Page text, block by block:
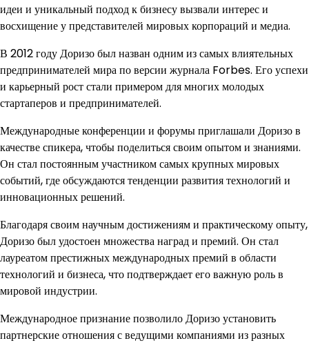
идеи и уникальный подход к бизнесу вызвали интерес и
восхищение у представителей мировых корпораций и медиа.
В 2012 году Доризо был назван одним из самых влиятельных
предпринимателей мира по версии журнала Forbes. Его успехи
и карьерный рост стали примером для многих молодых
стартаперов и предпринимателей.
Международные конференции и форумы приглашали Доризо в
качестве спикера, чтобы поделиться своим опытом и знаниями.
Он стал постоянным участником самых крупных мировых
событий, где обсуждаются тенденции развития технологий и
инновационных решений.
Благодаря своим научным достижениям и практическому опыту,
Доризо был удостоен множества наград и премий. Он стал
лауреатом престижных международных премий в области
технологий и бизнеса, что подтверждает его важную роль в
мировой индустрии.
Международное признание позволило Доризо установить
партнерские отношения с ведущими компаниями из разных